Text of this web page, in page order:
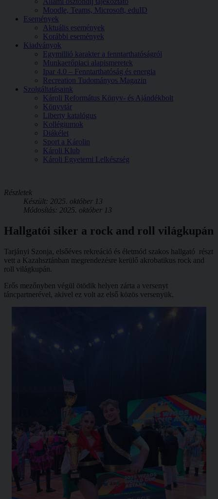
Moodle, Teams, Microsoft, eduID
Események
Aktuális események
Korábbi események
Kiadványok
Egymillió karakter a fenntarthatóságról
Munkaerőpiaci alapismeretek
Ipar 4.0 – Fenntarthatóság és energia
Recreation Tudományos Magazin
Szolgáltatásaink
Károli Református Könyv- és Ajándékbolt
Könyvtár
Liberty katalógus
Kollégiumok
Diákélet
Sport a Károlin
Károli Klub
Károli Egyetemi Lelkészség
Részletek
Készült: 2025. október 13
Módosítás: 2025. október 13
Hallgatói siker a rock and roll világkupán
Tarjányi Szonja, elsőéves rekreáció és életmód szakos hallgató részt
vett a Kazahsztánban megrendezésre kerülő akrobatikus rock and
roll világkupán.
Erős mezőnyben végül ötödik helyen zárta a versenyt
táncpartnerével, akivel ez volt az első közös versenyük.